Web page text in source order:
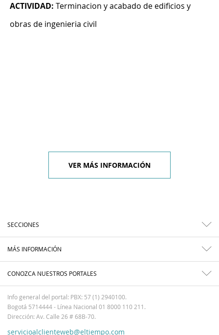
ACTIVIDAD: Terminacion y acabado de edificios y
obras de ingenieria civil
VER MÁS INFORMACIÓN
SECCIONES
MÁS INFORMACIÓN
CONOZCA NUESTROS PORTALES
Info general del portal: PBX: 57 (1) 2940100.
Bogotá 5714444 - Línea Nacional 01 8000 110 211.
Dirección: Av. Calle 26 # 68B-70.
servicioalclienteweb@eltiempo.com